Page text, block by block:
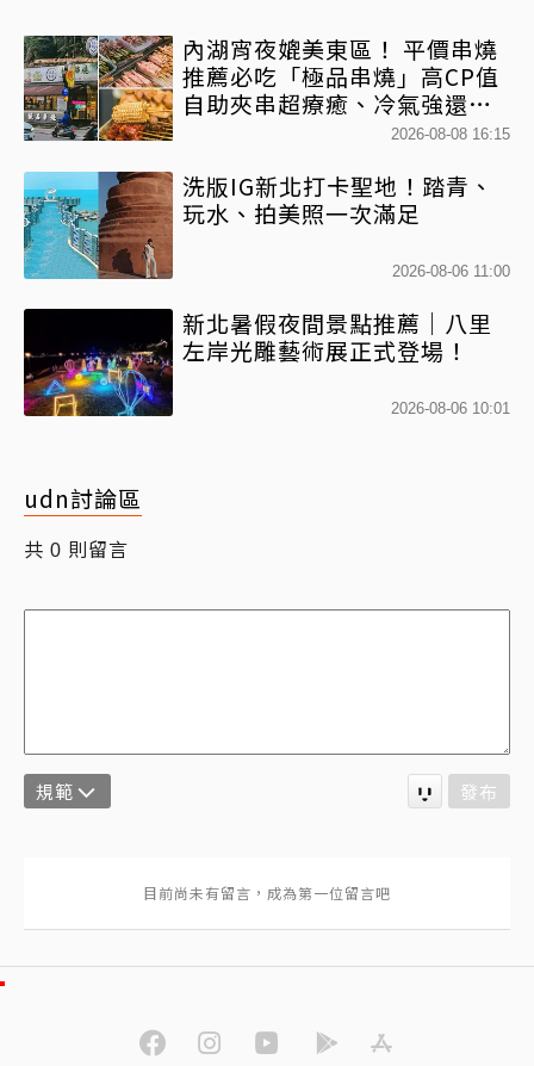
內湖宵夜媲美東區！ 平價串燒
推薦必吃「極品串燒」高CP值
自助夾串超療癒、冷氣強還不
2026-08-08 16:15
洗版IG新北打卡聖地！踏青、
玩水、拍美照一次滿足
2026-08-06 11:00
新北暑假夜間景點推薦｜八里
左岸光雕藝術展正式登場！
2026-08-06 10:01
udn討論區
共 0 則留言
規範 發布